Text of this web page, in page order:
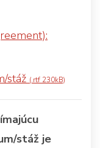
stáž (.rtf 230kB)
stáž je